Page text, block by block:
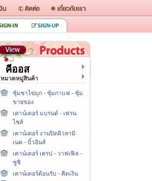
คีออส
หมวดหมู่สินค้า
ซุ้มชาไข่มุก - ซุ้มกาแฟ - ซุ้ม
ขายของ
เคาน์เตอร์ แบรนด์ - เฟรน
ไชส์
เคาน์เตอร์ งานปิดผิวลามิ
เนต - บิ้วอินส์
เคาน์เตอร์ เครป - วาฟเฟิล -
ซูชิ
เคาน์เตอร์ต้อนรับ - คิดเงิน